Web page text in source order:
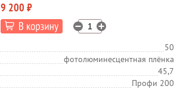
9 200 ₽
50
фотолюминесцентная плёнка
45,7
Профи 200